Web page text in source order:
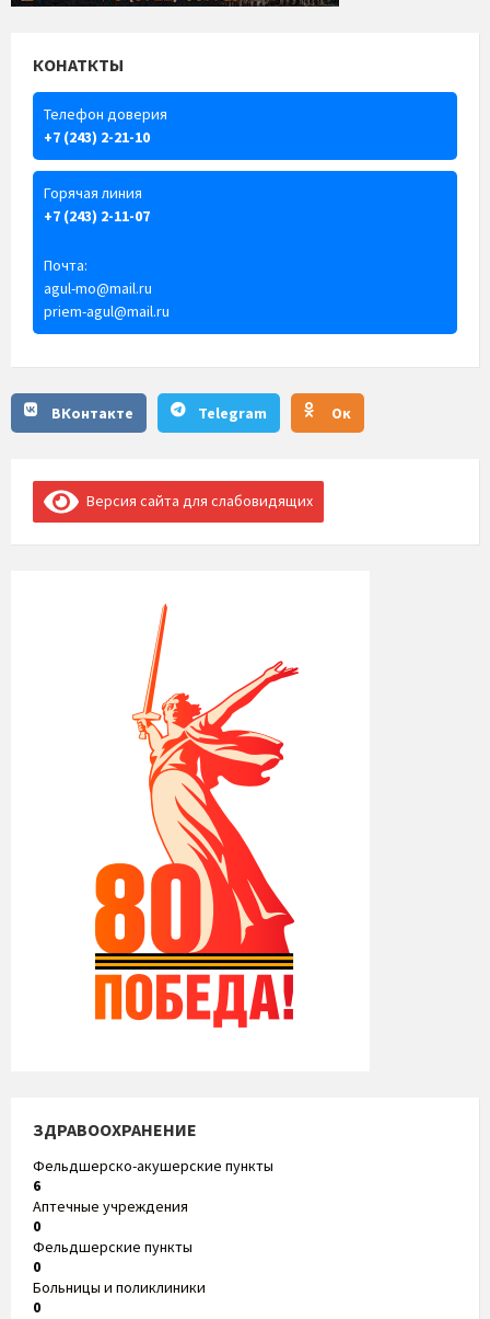
КОНАТКТЫ
Телефон доверия
+7 (243) 2-21-10
Горячая линия
+7 (243) 2-11-07
Почта:
agul-mo@mail.ru
priem-agul@mail.ru
ВКонтакте Telegram Ок
Версия сайта для слабовидящих
ЗДРАВООХРАНЕНИЕ
Фельдшерско-акушерские пункты
6
Аптечные учреждения
0
Фельдшерские пункты
0
Больницы и поликлиники
0